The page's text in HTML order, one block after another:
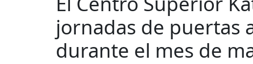
jornadas de puertas
durante el mes de